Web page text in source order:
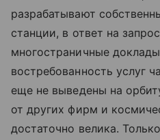
разрабатывают
станции, в ответ на
многостраничные
востребованность услуг
еще не выведены на
от других фирм и
достаточно велика.